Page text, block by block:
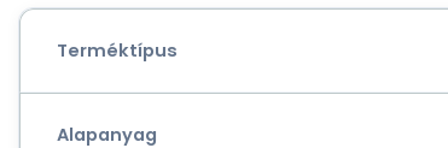
Terméktípus
Alapanyag